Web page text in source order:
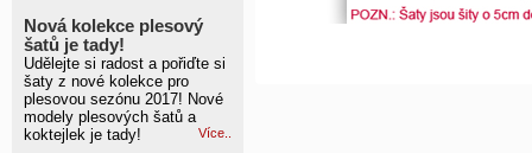
Nová kolekce plesový
šatů je tady!
Udělejte si radost a pořiďte si
šaty z nové kolekce pro
plesovou sezónu 2017! Nové
modely plesových šatů a
koktejlek je tady!
Více..